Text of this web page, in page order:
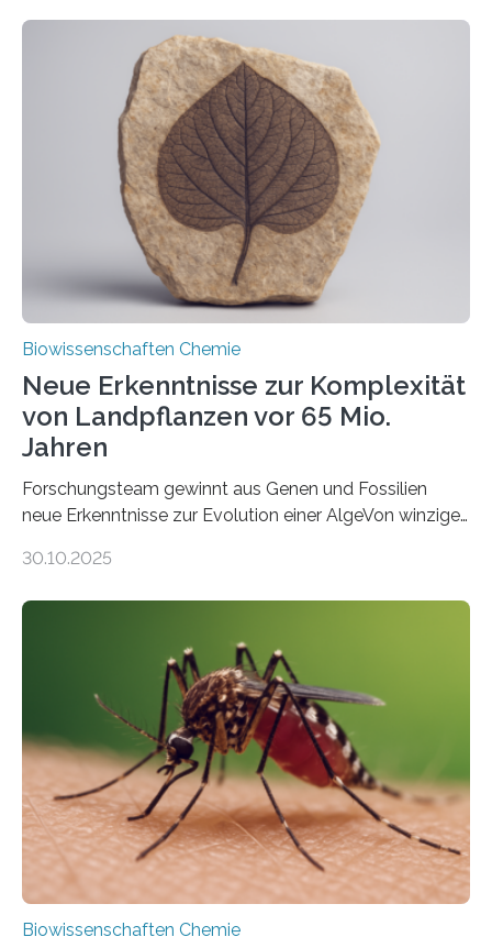
der Ruhr-Universität Bochum um Prof. Dr. Ralf Erdmann
und Dr. Ismaila Francis Yusuf hat nun einen bislang
unbekannten Qualitätskontrollmechanismus des
peroxisomalen Proteintransports in der Bäckerhefe
Saccharomyces cerevisiae entdeckt, der für die
Funktionsfähigkeit der Organellen entscheidend ist. Die
Studie wurde am 28. Oktober 2025 in der
Fachzeitschrift…
Biowissenschaften Chemie
Neue Erkenntnisse zur Komplexität
von Landpflanzen vor 65 Mio.
Jahren
Forschungsteam gewinnt aus Genen und Fossilien
neue Erkenntnisse zur Evolution einer AlgeVon winzigen
Landpflanzen zählen zu den komplexesten
Grünalgen, die vor Hunderten von Millionen Jahren
lebten. Unter den Vorfahren sticht eine Gruppe heraus,
die noch heute in der Natur vorkommt: die
Süßwasseralge Coleochaetophyceae. Einige Arten
dieser Gruppe bilden aus Zellfäden dichte Geflechte
mit scheibenförmiger Gestalt. Was auffällig ist: Die
nächsten…
30.10.2025
Biowissenschaften Chemie